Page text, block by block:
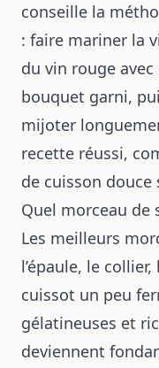
conseille la
: faire mariner la
du vin rouge
bouquet garni,
mijoter
recette réussi,
de cuisson douce
Quel morceau de
Les meilleurs
l’épaule, le
cuissot un peu
gélatineuses et
deviennent